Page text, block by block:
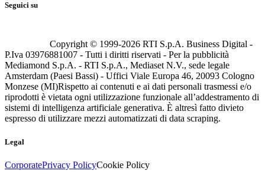
Seguici su
Copyright © 1999-2026 RTI S.p.A. Business Digital -
P.Iva 03976881007 - Tutti i diritti riservati - Per la pubblicità
Mediamond S.p.A. - RTI S.p.A., Mediaset N.V., sede legale
Amsterdam (Paesi Bassi) - Uffici Viale Europa 46, 20093 Cologno
Monzese (MI)Rispetto ai contenuti e ai dati personali trasmessi e/o
riprodotti è vietata ogni utilizzazione funzionale all’addestramento di
sistemi di intelligenza artificiale generativa. È altresì fatto divieto
espresso di utilizzare mezzi automatizzati di data scraping.
Legal
CorporatePrivacy PolicyCookie Policy